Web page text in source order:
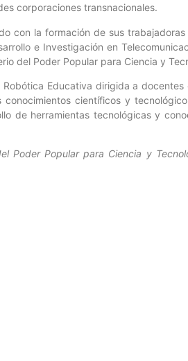
corporaciones transnacionales.
con la formación de sus
e Investigación en
del Poder Popular para Ciencia y
Educativa dirigida a
científicos y
de herramientas tecnológicas y
Poder Popular para Ciencia y